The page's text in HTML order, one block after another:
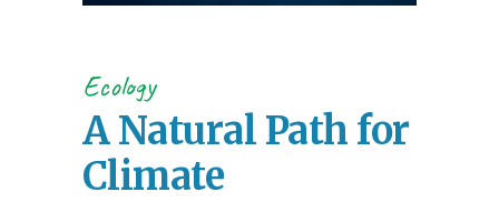
Ecology
A Natural Path for
Climate